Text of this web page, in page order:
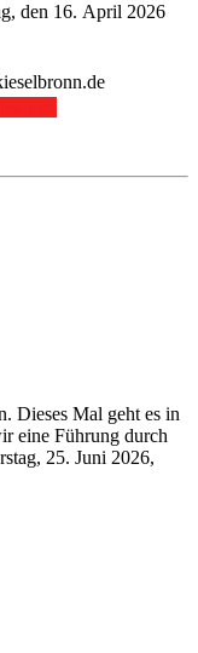
den 16. April 2026
Dieses Mal geht es in
eine Führung durch
25. Juni 2026,